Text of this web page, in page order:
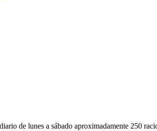
de lunes a sábado aproximadamente 250